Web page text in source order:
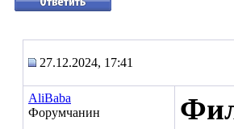
27.12.2024, 17:41
AliBaba
Форумчанин